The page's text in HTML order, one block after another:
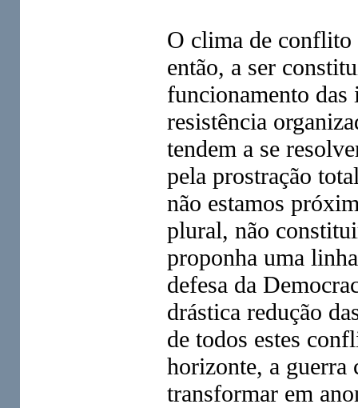
O clima de conflito
então, a ser
funcionamento
resistência
tendem a se
pela prostração
não estamos
plural, não
proponha uma
defesa da
drástica redução
de todos estes
horizonte, a guerra
transformar em